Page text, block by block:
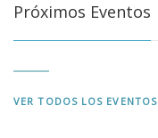
Próximos Eventos
VER TODOS LOS EVENTOS